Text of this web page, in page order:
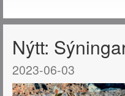
Nýtt:
2023-06-03